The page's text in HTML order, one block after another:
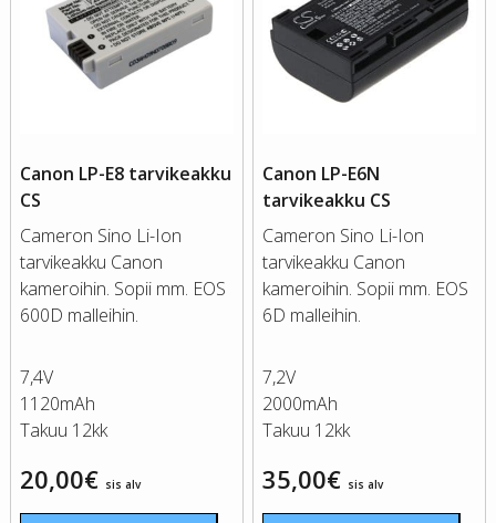
Canon LP-E8 tarvikeakku
CS
Cameron Sino Li-Ion
tarvikeakku Canon
kameroihin. Sopii mm. EOS
600D malleihin.
7,4V
1120mAh
Takuu 12kk
20,00€ sis alv
Canon LP-E6N
tarvikeakku CS
Cameron Sino Li-Ion
tarvikeakku Canon
kameroihin. Sopii mm. EOS
6D malleihin.
7,2V
2000mAh
Takuu 12kk
35,00€ sis alv